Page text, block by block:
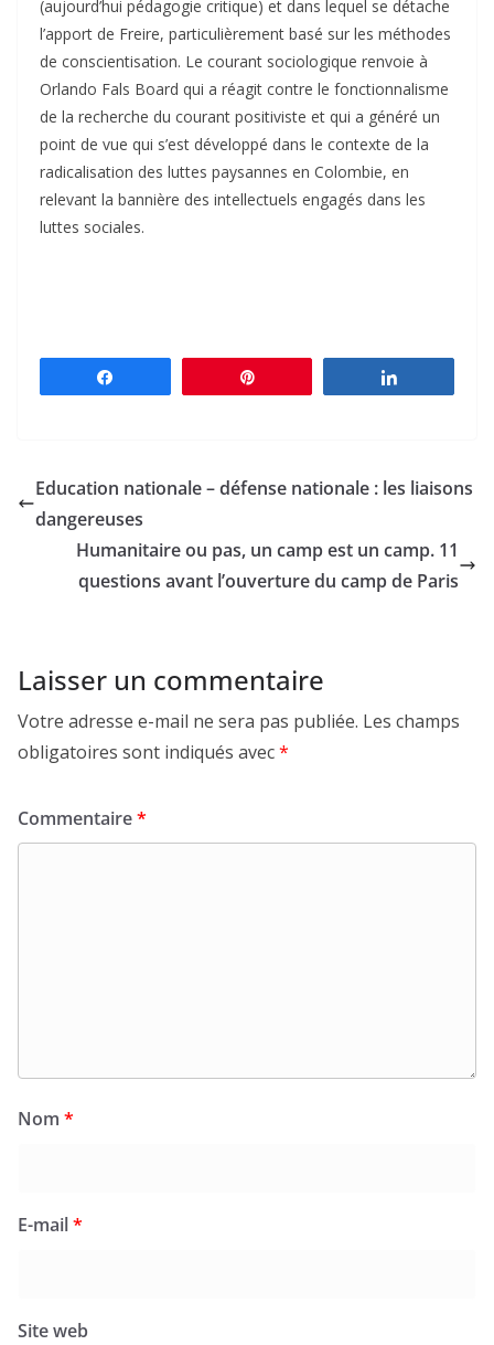
(aujourd’hui pédagogie critique) et dans lequel se détache
l’apport de Freire, particulièrement basé sur les méthodes
de conscientisation. Le courant sociologique renvoie à
Orlando Fals Board qui a réagit contre le fonctionnalisme
de la recherche du courant positiviste et qui a généré un
point de vue qui s’est développé dans le contexte de la
radicalisation des luttes paysannes en Colombie, en
relevant la bannière des intellectuels engagés dans les
luttes sociales.
Education nationale – défense nationale : les liaisons
dangereuses
Humanitaire ou pas, un camp est un camp. 11
questions avant l’ouverture du camp de Paris
Laisser un commentaire
Votre adresse e-mail ne sera pas publiée. Les champs
obligatoires sont indiqués avec*
Commentaire*
Nom *
E-mail*
Site web